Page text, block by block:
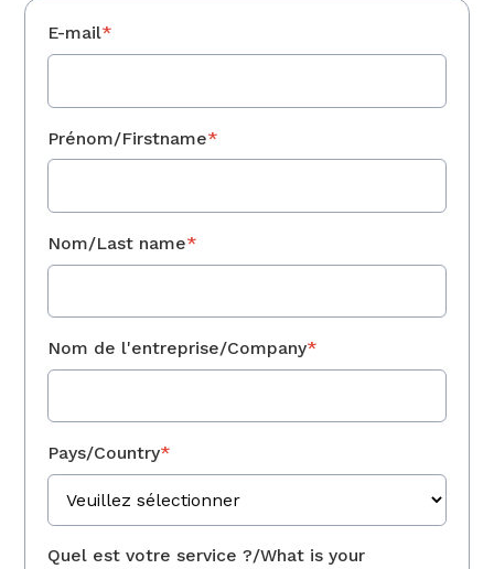
E-mail*
Prénom/Firstname*
Nom/Last name*
Nom de l'entreprise/Company*
Pays/Country*
Quel est votre service ?/What is your